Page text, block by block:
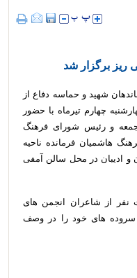
برگزار شد
شهید و حماسه دفاع از
چهارم تیرماه با حضور
و رئیس شورای فرهنگ
هاشمیان فرمانده ناحیه
و ادیبان در محل سالن آمفی
از شاعران انجمن های
سروده های خود را در وصف